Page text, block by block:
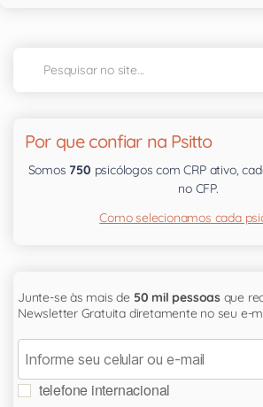
Por que confiar na Psitto
Somos 750 psicólogos com CRP ativo,
no CFP.
Como selecionamos cada
Junte-se às mais de 50 mil pessoasque
Newsletter Gratuita diretamente no seu e-
telefone internacional